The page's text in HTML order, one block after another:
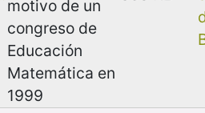
motivo de un
congreso de
Educación
Matemática en
1999